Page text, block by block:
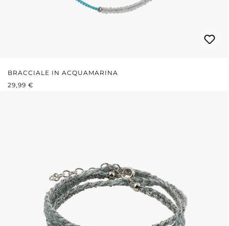
BRACCIALE IN ACQUAMARINA
PREZZO NORMALE:
29,99 €